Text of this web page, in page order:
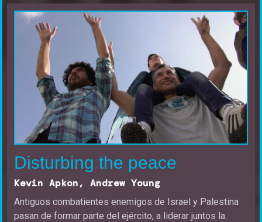
Disturbing the peace
Kevin Apkon, Andrew Young
Antiguos combatientes enemigos de Israel y Palestina
pasan de formar parte del ejército, a liderar juntos la